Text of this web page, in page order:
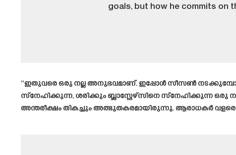
goals, but how he commits on
“ഇതുവരെ ഒരു നല്ല അനുഭവമാണ്. ഇപ്പോൾ സീസൺ
സ്നേഹിക്കുന്ന, ശരിക്കും ബ്ലാസ്റ്റേഴ്സിനെ സ്നേഹിക്കുന്ന ഒരു
അന്തരീക്ഷം തികച്ചും അത്ഭുതകരമായിരുന്നു. ആരാധകർ വളരെ